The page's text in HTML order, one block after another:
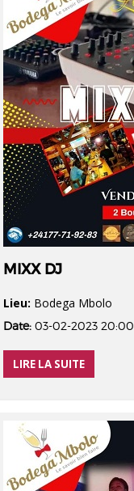
MIXX DJ
Lieu: Bodega Mbolo
Date: 03-02-2023 20:00
LIRE LA SUITE